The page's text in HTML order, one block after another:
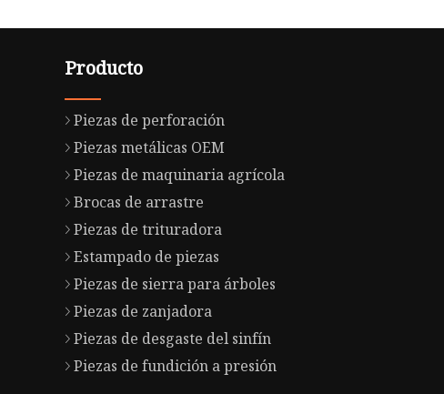
Producto
Piezas de perforación
Piezas metálicas OEM
Piezas de maquinaria agrícola
Brocas de arrastre
Piezas de trituradora
Estampado de piezas
Piezas de sierra para árboles
Piezas de zanjadora
Piezas de desgaste del sinfín
Piezas de fundición a presión